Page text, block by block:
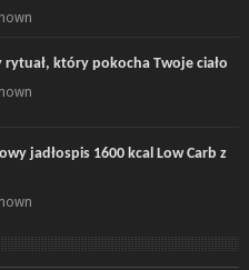
który pokocha Twoje ciało
jadłospis 1600 kcal Low Carb z